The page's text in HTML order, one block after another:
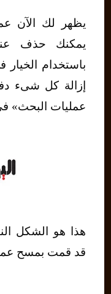
يظهر لك الآن
يمكنك حذف
باستخدام
إزالة كل شىء
عمليات البحث»
هذا هو الشكل
قد قمت بمسح